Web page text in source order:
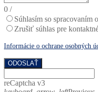
0 /
Súhlasím so spracovaním
Zrušiť súhlas pre
Informácie o ochrane osobných
ODOSLAŤ
reCaptcha v3